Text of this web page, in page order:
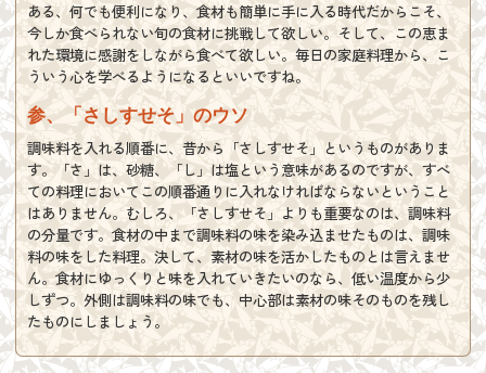
ある、何でも便利になり、食材も簡単に手に入る時代だからこそ、
今しか食べられない旬の食材に挑戦して欲しい。そして、この恵ま
れた環境に感謝をしながら食べて欲しい。毎日の家庭料理から、こ
ういう心を学べるようになるといいですね。
参、「さしすせそ」のウソ
調味料を入れる順番に、昔から「さしすせそ」というものがありま
す。「さ」は、砂糖、「し」は塩という意味があるのですが、すべ
ての料理においてこの順番通りに入れなければならないということ
はありません。むしろ、「さしすせそ」よりも重要なのは、調味料
の分量です。食材の中まで調味料の味を染み込ませたものは、調味
料の味をした料理。決して、素材の味を活かしたものとは言えませ
ん。食材にゆっくりと味を入れていきたいのなら、低い温度から少
しずつ。外側は調味料の味でも、中心部は素材の味そのものを残し
たものにしましょう。